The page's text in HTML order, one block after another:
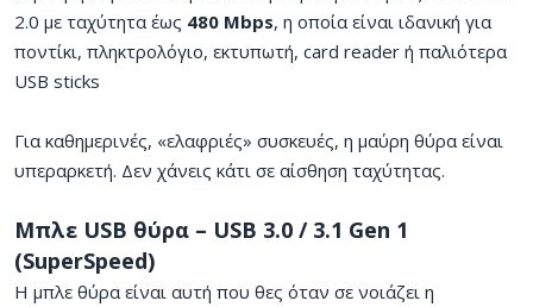
2.0 με ταχύτητα έως 480 Mbps, η οποία είναι ιδανική για
ποντίκι, πληκτρολόγιο, εκτυπωτή, card reader ή παλιότερα
USB sticks
Για καθημερινές, «ελαφριές» συσκευές, η μαύρη θύρα είναι
υπεραρκετή. Δεν χάνεις κάτι σε αίσθηση ταχύτητας.
Μπλε USB θύρα – USB 3.0 / 3.1 Gen 1
(SuperSpeed)
Η μπλε θύρα είναι αυτή που θες όταν σε νοιάζει η